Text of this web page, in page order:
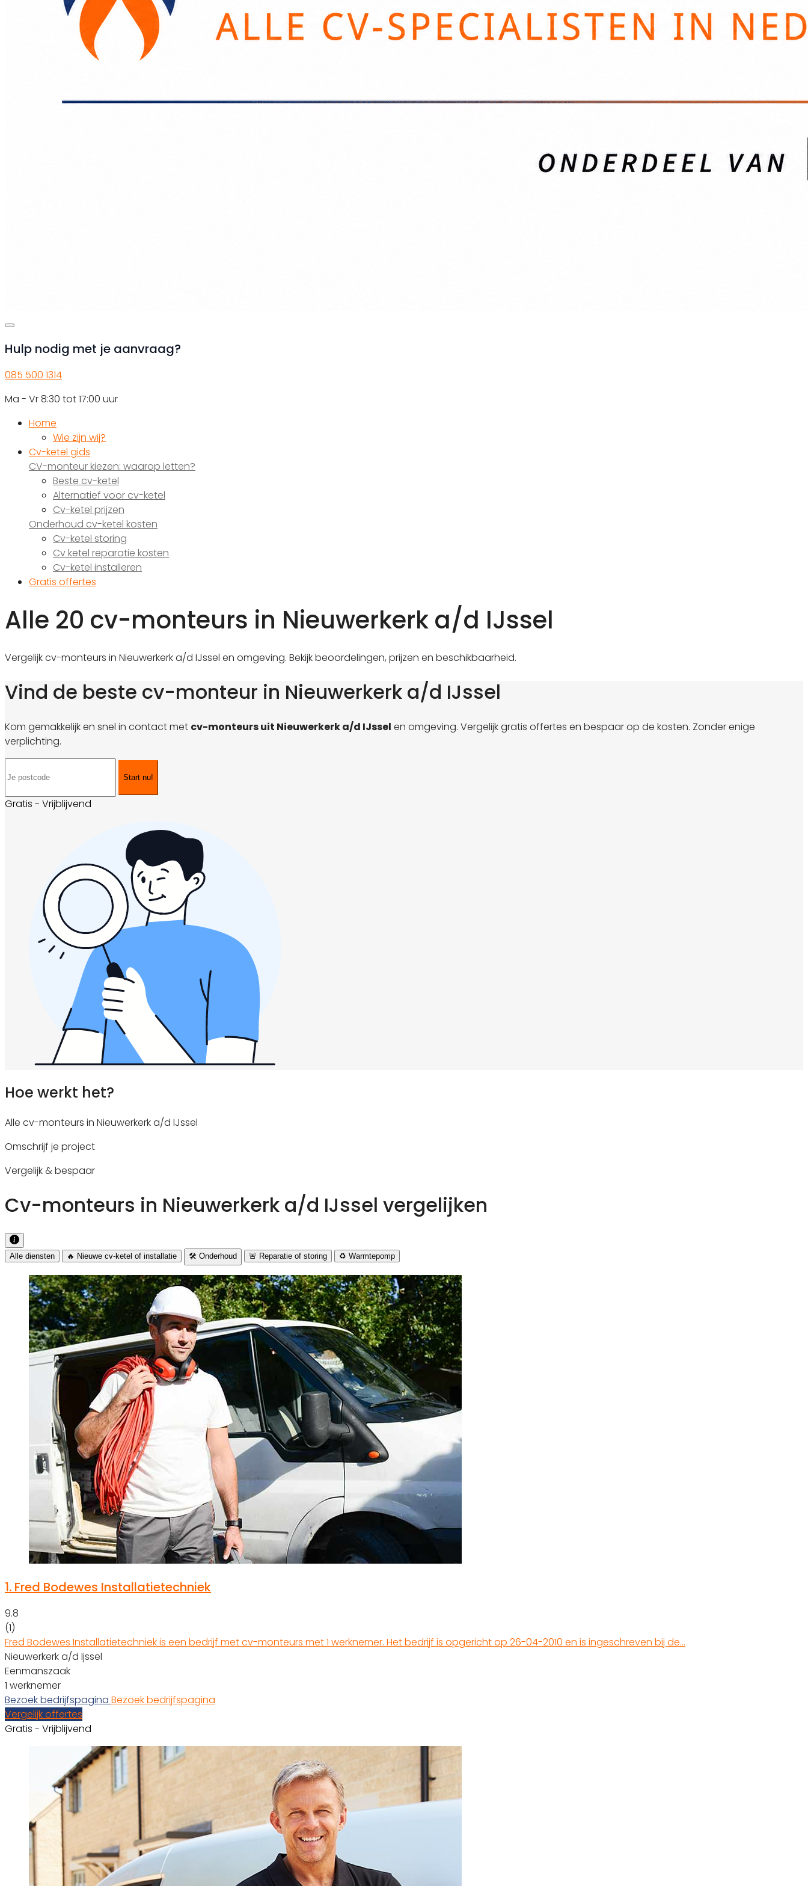
Hulp nodig met je aanvraag?
085 500 1314
Ma - Vr 8:30 tot 17:00 uur
Home
Wie zijn wij?
Cv-ketel gids
CV-monteur kiezen: waarop letten?
Beste cv-ketel
Alternatief voor cv-ketel
Cv-ketel prijzen
Onderhoud cv-ketel kosten
Cv-ketel storing
Cv ketel reparatie kosten
Cv-ketel installeren
Gratis offertes
Alle 20 cv-monteurs in Nieuwerkerk a/d IJssel
Vergelijk cv-monteurs in Nieuwerkerk a/d IJssel en omgeving. Bekijk beoordelingen, prijzen en beschikbaarheid.
Vind de beste cv-monteur in Nieuwerkerk a/d IJssel
Kom gemakkelijk en snel in contact met cv-monteurs uit Nieuwerkerk a/d IJssel en omgeving. Vergelijk gratis offertes en bespaar op de kosten. Zonder enige
verplichting.
Start nu!
Gratis - Vrijblijvend
Hoe werkt het?
Alle cv-monteurs in Nieuwerkerk a/d IJssel
Omschrijf je project
Vergelijk & bespaar
Cv-monteurs in Nieuwerkerk a/d IJssel vergelijken
Alle diensten 🔥 Nieuwe cv-ketel of installatie 🛠️ Onderhoud 🚨 Reparatie of storing ♻️ Warmtepomp
1. Fred Bodewes Installatietechniek
9.8
(1)
Fred Bodewes Installatietechniek is een bedrijf met cv-monteurs met 1 werknemer. Het bedrijf is opgericht op 26-04-2010 en is ingeschreven bij de…
Nieuwerkerk a/d Ijssel
Eenmanszaak
1 werknemer
Bezoek bedrijfspagina Bezoek bedrijfspagina
Vergelijk offertes
Gratis - Vrijblijvend